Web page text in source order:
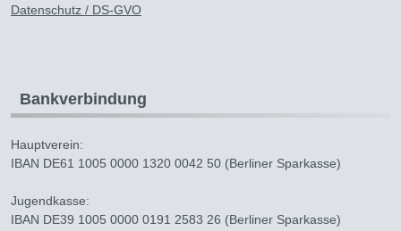
Datenschutz / DS-GVO
Bankverbindung
Hauptverein:
IBAN DE61 1005 0000 1320 0042 50 (Berliner Sparkasse)
Jugendkasse:
IBAN DE39 1005 0000 0191 2583 26 (Berliner Sparkasse)